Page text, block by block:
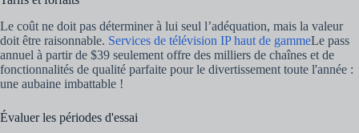
Le coût ne doit pas déterminer à lui seul l’adéquation, mais la valeur
doit être raisonnable. Services de télévision IP haut de gammeLe pass
annuel à partir de $39 seulement offre des milliers de chaînes et de
fonctionnalités de qualité parfaite pour le divertissement toute l'année :
une aubaine imbattable !
Évaluer les périodes d'essai